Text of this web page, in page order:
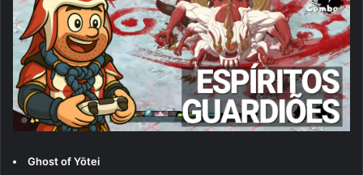
Ghost of Yōtei